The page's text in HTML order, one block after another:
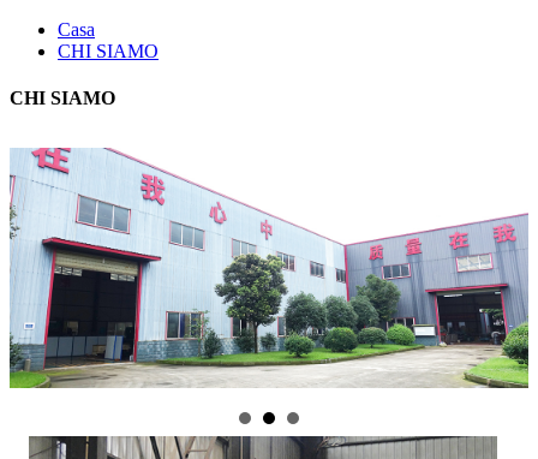
Casa
CHI SIAMO
CHI SIAMO